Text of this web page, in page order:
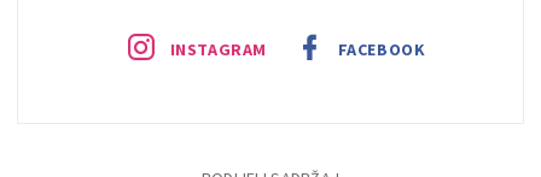
INSTAGRAM FACEBOOK